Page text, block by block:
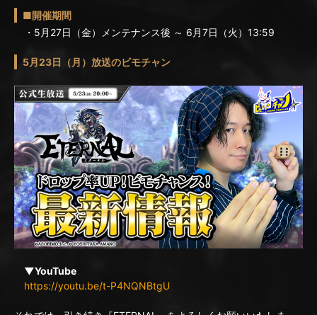
■開催期間
・5月27日（金）メンテナンス後 ～ 6月7日（火）13:59
5月23日（月）放送のビモチャン
▼YouTube
https://youtu.be/t-P4NQNBtgU